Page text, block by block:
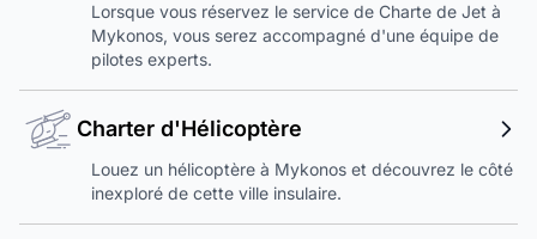
Lorsque vous réservez le service de Charte de Jet à
Mykonos, vous serez accompagné d'une équipe de
pilotes experts.
Charter d'Hélicoptère
Louez un hélicoptère à Mykonos et découvrez le côté
inexploré de cette ville insulaire.